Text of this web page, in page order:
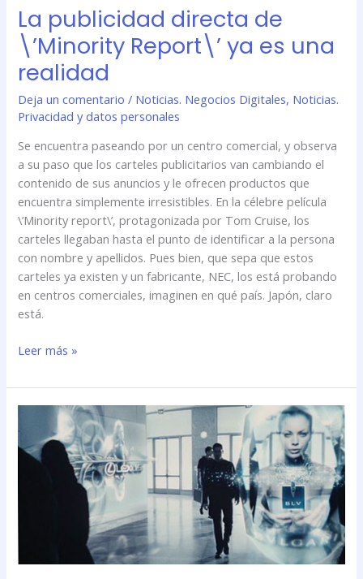
La publicidad directa de
\’Minority Report\’ ya es una
realidad
Deja un comentario / Noticias. Negocios Digitales, Noticias.
Privacidad y datos personales
Se encuentra paseando por un centro comercial, y observa
a su paso que los carteles publicitarios van cambiando el
contenido de sus anuncios y le ofrecen productos que
encuentra simplemente irresistibles. En la célebre película
\’Minority report\’, protagonizada por Tom Cruise, los
carteles llegaban hasta el punto de identificar a la persona
con nombre y apellidos. Pues bien, que sepa que estos
carteles ya existen y un fabricante, NEC, los está probando
en centros comerciales, imaginen en qué país. Japón, claro
está.
La
publicidad
directa
de
Report\’
ya
es
una
realidad
Leer más »
publicidad
directa
una